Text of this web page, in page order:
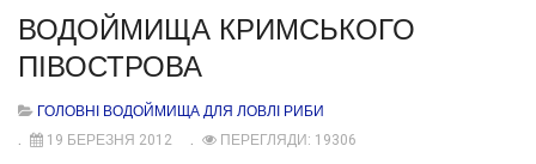
ВОДОЙМИЩА КРИМСЬКОГО
ПІВОСТРОВА
ГОЛОВНІ ВОДОЙМИЩА ДЛЯ ЛОВЛІ РИБИ
19 БЕРЕЗНЯ 2012
ПЕРЕГЛЯДИ: 19306